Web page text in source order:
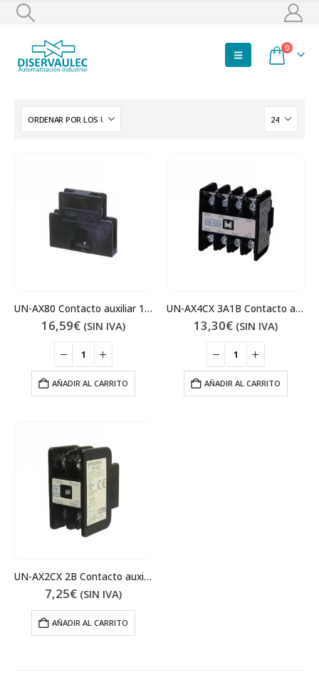
0
UN-AX80 Contacto auxiliar 1NA 1NC
16,59€ (SIN IVA)
AÑADIR AL CARRITO
UN-AX4CX 3A1B Contacto auxiliar 3NA 1NC
13,30€ (SIN IVA)
AÑADIR AL CARRITO
UN-AX2CX 2B Contacto auxiliar
7,25€ (SIN IVA)
AÑADIR AL CARRITO